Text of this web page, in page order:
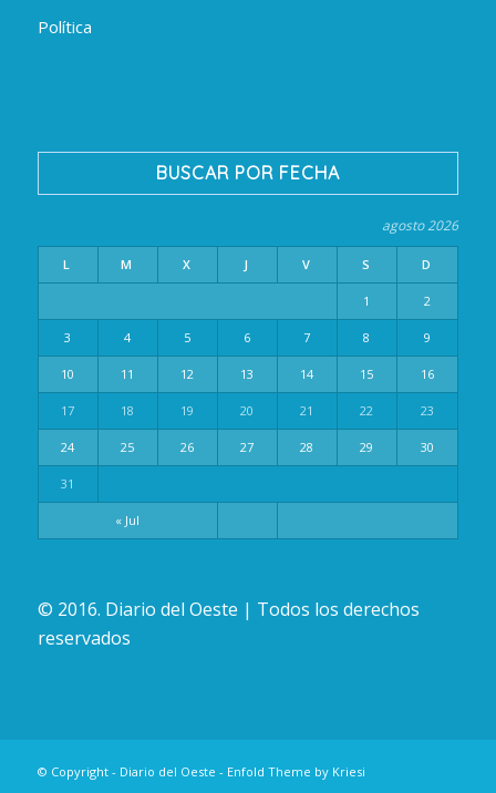
Política
BUSCAR POR FECHA
agosto 2026
L M X J V S D
« Jul
1 2
3 4 5 6 7 8 9
10 11 12 13 14 15 16
17 18 19 20 21 22 23
24 25 26 27 28 29 30
31
© 2016. Diario del Oeste | Todos los derechos
reservados
© Copyright - Diario del Oeste - Enfold Theme by Kriesi